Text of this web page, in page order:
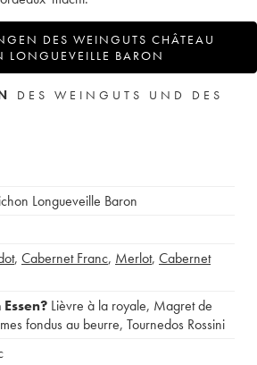
DES WEINGUTS CHÂTEAU
LONGUEVEILLE BARON
DES WEINGUTS UND DES
Longueveille Baron
, Cabernet Franc, Merlot, Cabernet
Lièvre à la royale, Magret de
fondus au beurre, Tournedos Rossini